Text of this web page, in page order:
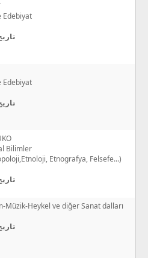
Edebiyat
Edebiyat
Bilimler
Etnografya, Felsefe...)
Müzik-Heykel ve diğer Sanat dalları